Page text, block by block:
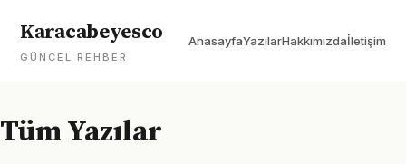
Karacabeyesco
GÜNCEL REHBER
AnasayfaYazılarHakkımızdaİletişim
Tüm Yazılar